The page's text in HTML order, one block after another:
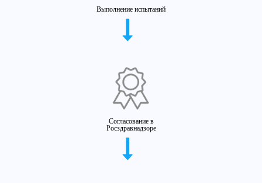
Выполнение испытаний
Согласование в
Росздравнадзоре